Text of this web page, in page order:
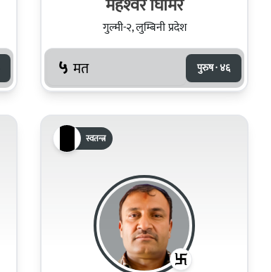
गुल्मी-२, लुम्बिनी प्रदेश
५ मत पुरुष · ४६
स्वतन्त्र